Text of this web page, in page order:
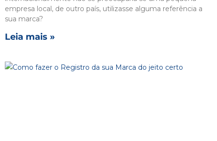
empresa local, de outro país, utilizasse alguma referência a
sua marca?
Leia mais »